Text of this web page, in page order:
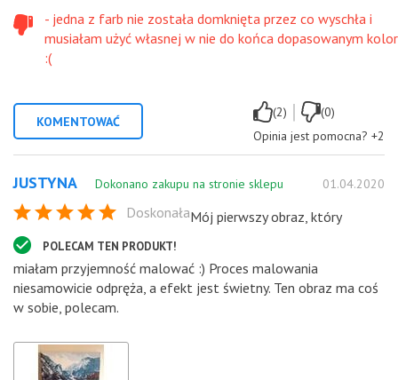
- jedna z farb nie została domknięta przez co wyschła i
musiałam użyć własnej w nie do końca dopasowanym
:(
KOMENTOWAĆ
(2) |
(0)
Opinia jest pomocna? +2
JUSTYNA Dokonano zakupu na stronie sklepu 01.04.2020
Doskonała
POLECAM TEN PRODUKT!
Mój pierwszy obraz, który
miałam przyjemność malować :) Proces malowania
niesamowicie odpręża, a efekt jest świetny. Ten obraz ma coś
w sobie, polecam.